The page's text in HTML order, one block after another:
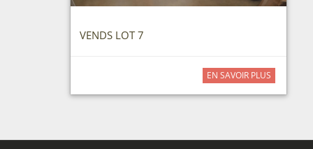
VENDS LOT 7
EN SAVOIR PLUS